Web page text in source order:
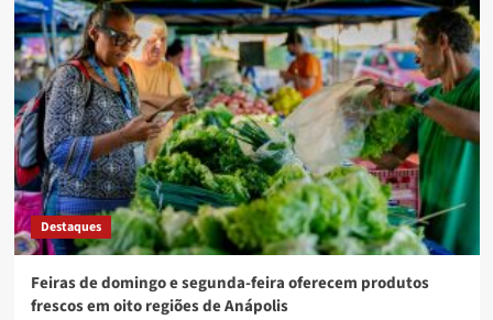
Destaques
Feiras de domingo e segunda-feira oferecem produtos
frescos em oito regiões de Anápolis